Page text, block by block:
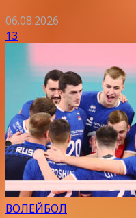
06.08.2026
13
ВОЛЕЙБОЛ